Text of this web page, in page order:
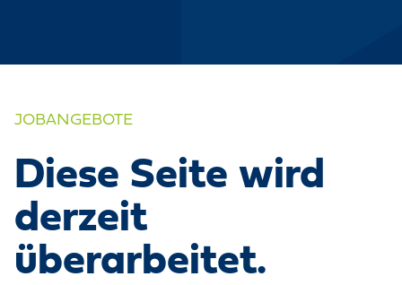
JOBANGEBOTE
Diese Seite wird
derzeit
überarbeitet.